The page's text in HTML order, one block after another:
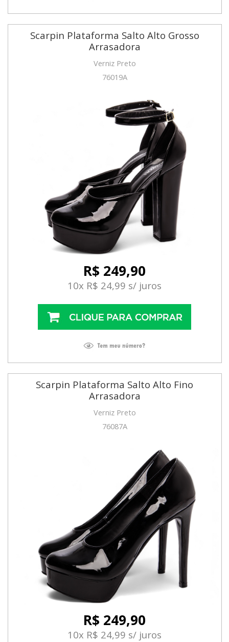
Scarpin Plataforma Salto Alto Grosso
Arrasadora
Verniz Preto
76019A
R$ 249,90
10x R$ 24,99 s/ juros
Scarpin Plataforma Salto Alto Fino
Arrasadora
Verniz Preto
76087A
R$ 249,90
10x R$ 24,99 s/ juros